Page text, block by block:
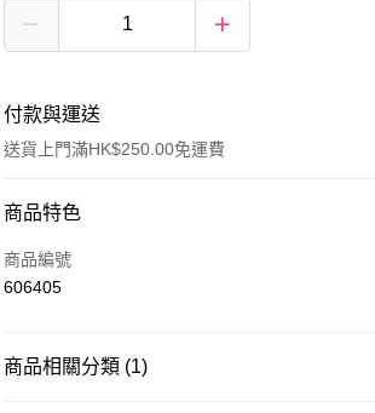
付款與運送
送貨上門滿HK$250.00免運費
付款方式
信用卡
商品特色
商品編號
606405
商品相關分類 (1)